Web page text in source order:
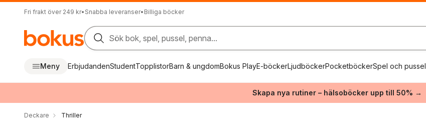
Fri frakt över 249 kr• Snabba leveranser• Billiga böcker
Sök bok, spel, pussel, penna...
Meny ErbjudandenStudentTopplistorBarn & ungdomBokus PlayE-böckerLjudböckerPocketböckerSpel och pussel
Skapa nya rutiner – hälsoböcker upp till 50% →
Deckare Thriller